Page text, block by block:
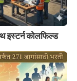
कोलफिल्ड